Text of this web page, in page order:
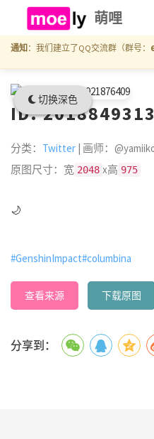
切换深色
萌哩
通知 ：我们建立了QQ交流群（群号：
ID:
分类： Twitter | 画师：
原图尺寸：宽 2048 x高 975
🌙
#GenshinImpact#columbina
查看来源 下载原图
分享到：